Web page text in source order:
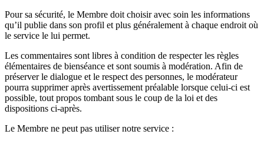
Pour sa sécurité, le Membre doit choisir avec soin les informations
qu’il publie dans son profil et plus généralement à chaque endroit où
le service le lui permet.
Les commentaires sont libres à condition de respecter les règles
élémentaires de bienséance et sont soumis à modération. Afin de
préserver le dialogue et le respect des personnes, le modérateur
pourra supprimer après avertissement préalable lorsque celui-ci est
possible, tout propos tombant sous le coup de la loi et des
dispositions ci-après.
Le Membre ne peut pas utiliser notre service :